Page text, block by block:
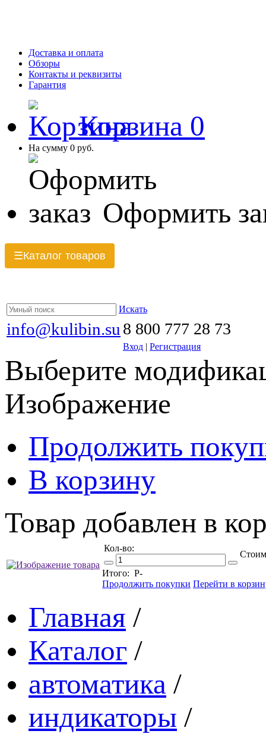
Доставка и оплата
Обзоры
Контакты и реквизиты
Гарантия
Корзина 0
На сумму 0 руб.
Оформить
☰Каталог товаров
Искать
info@kulibin.su 8 800 777 28 73
Вход | Регистрация
Выберите
Изображение
Продолжить
В корзину
Товар добавлен в
Кол-во:
Итого: Р-
Продолжить покупки Перейти в
Главная /
Каталог /
автоматика /
индикаторы /